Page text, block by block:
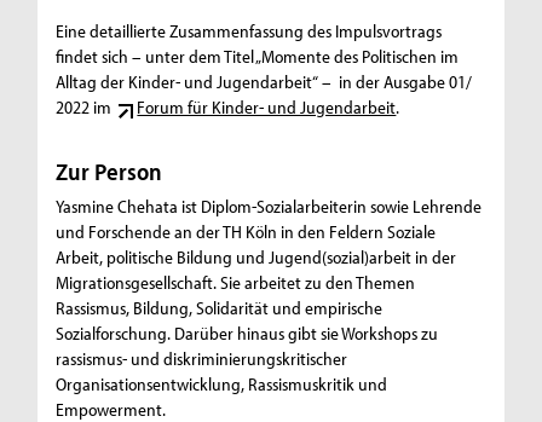
Eine detaillierte Zusammenfassung des Impulsvortrags
findet sich – unter dem Titel „Momente des Politischen im
Alltag der Kinder- und Jugendarbeit“ – in der Ausgabe 01/
2022 im
Forum für Kinder- und Jugendarbeit.
Zur Person
Yasmine Chehata ist Diplom-Sozialarbeiterin sowie Lehrende
und Forschende an der TH Köln in den Feldern Soziale
Arbeit, politische Bildung und Jugend(sozial)arbeit in der
Migrationsgesellschaft. Sie arbeitet zu den Themen
Rassismus, Bildung, Solidarität und empirische
Sozialforschung. Darüber hinaus gibt sie Workshops zu
rassismus- und diskriminierungskritischer
Organisationsentwicklung, Rassismuskritik und
Empowerment.